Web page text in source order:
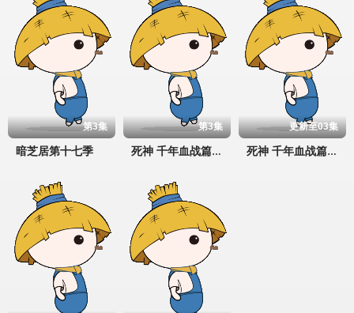
第3集
暗芝居第十七季
第3集
死神 千年血战篇 祸进谭(2026)
更新至03集
死神 千年血战篇 -祸进谭-